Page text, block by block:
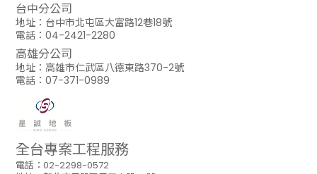
台中分公司
地址：台中市北屯區大富路12巷18號
電話：04-2421-2280
高雄分公司
地址：高雄市仁武區八德東路370-2號
電話：07-371-0989
全台專案工程服務
電話：02-2298-0572